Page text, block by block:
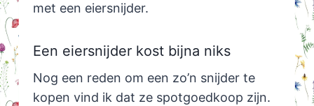
met een eiersnijder.
Een eiersnijder kost bijna niks
Nog een reden om een zo’n snijder te
kopen vind ik dat ze spotgoedkoop zijn.